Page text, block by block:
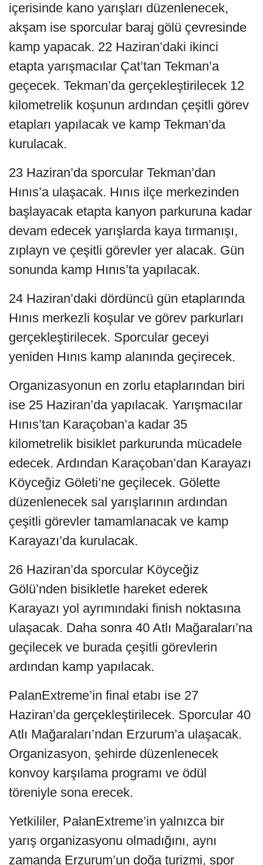
içerisinde kano yarışları düzenlenecek,
akşam ise sporcular baraj gölü çevresinde
kamp yapacak. 22 Haziran’daki ikinci
etapta yarışmacılar Çat’tan Tekman’a
geçecek. Tekman’da gerçekleştirilecek 12
kilometrelik koşunun ardından çeşitli görev
etapları yapılacak ve kamp Tekman’da
kurulacak.
23 Haziran’da sporcular Tekman’dan
Hınıs’a ulaşacak. Hınıs ilçe merkezinden
başlayacak etapta kanyon parkuruna kadar
devam edecek yarışlarda kaya tırmanışı,
zıplayn ve çeşitli görevler yer alacak. Gün
sonunda kamp Hınıs’ta yapılacak.
24 Haziran’daki dördüncü gün etaplarında
Hınıs merkezli koşular ve görev parkurları
gerçekleştirilecek. Sporcular geceyi
yeniden Hınıs kamp alanında geçirecek.
Organizasyonun en zorlu etaplarından biri
ise 25 Haziran’da yapılacak. Yarışmacılar
Hınıs’tan Karaçoban’a kadar 35
kilometrelik bisiklet parkurunda mücadele
edecek. Ardından Karaçoban’dan Karayazı
Köyceğiz Göleti’ne geçilecek. Gölette
düzenlenecek sal yarışlarının ardından
çeşitli görevler tamamlanacak ve kamp
Karayazı’da kurulacak.
26 Haziran’da sporcular Köyceğiz
Gölü’nden bisikletle hareket ederek
Karayazı yol ayrımındaki finish noktasına
ulaşacak. Daha sonra 40 Atlı Mağaraları’na
geçilecek ve burada çeşitli görevlerin
ardından kamp yapılacak.
PalanExtreme’in final etabı ise 27
Haziran’da gerçekleştirilecek. Sporcular 40
Atlı Mağaraları’ndan Erzurum’a ulaşacak.
Organizasyon, şehirde düzenlenecek
konvoy karşılama programı ve ödül
töreniyle sona erecek.
Yetkililer, PalanExtreme’in yalnızca bir
yarış organizasyonu olmadığını, aynı
zamanda Erzurum’un doğa turizmi, spor